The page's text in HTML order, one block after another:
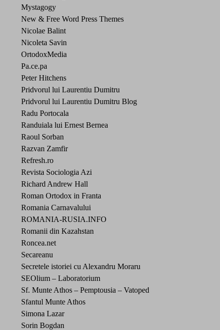
Mystagogy
New & Free Word Press Themes
Nicolae Balint
Nicoleta Savin
OrtodoxMedia
Pa.ce.pa
Peter Hitchens
Pridvorul lui Laurentiu Dumitru
Pridvorul lui Laurentiu Dumitru Blog
Radu Portocala
Randuiala lui Ernest Bernea
Raoul Sorban
Razvan Zamfir
Refresh.ro
Revista Sociologia Azi
Richard Andrew Hall
Roman Ortodox in Franta
Romania Carnavalului
ROMANIA-RUSIA.INFO
Romanii din Kazahstan
Roncea.net
Secareanu
Secretele istoriei cu Alexandru Moraru
SEOlium – Laboratorium
Sf. Munte Athos – Pemptousia – Vatoped
Sfantul Munte Athos
Simona Lazar
Sorin Bogdan